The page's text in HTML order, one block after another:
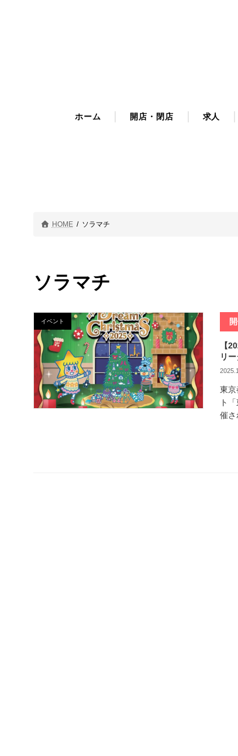
ホーム 開店・閉店 求人
HOME ソラマチ
ソラマチ
イベント
【
リ
東
ト
催